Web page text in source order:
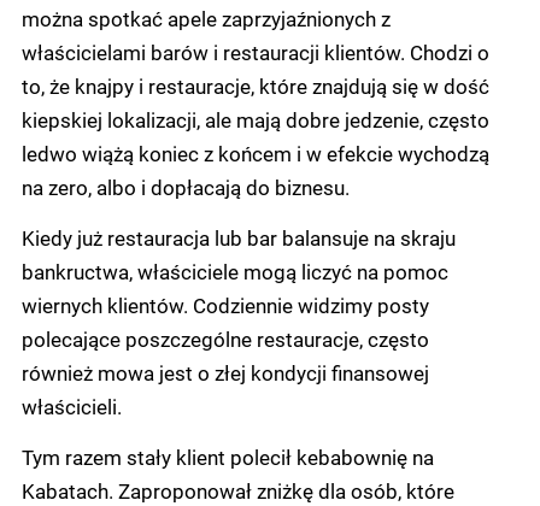
można spotkać apele zaprzyjaźnionych z
właścicielami barów i restauracji klientów. Chodzi o
to, że knajpy i restauracje, które znajdują się w dość
kiepskiej lokalizacji, ale mają dobre jedzenie, często
ledwo wiążą koniec z końcem i w efekcie wychodzą
na zero, albo i dopłacają do biznesu.
Kiedy już restauracja lub bar balansuje na skraju
bankructwa, właściciele mogą liczyć na pomoc
wiernych klientów. Codziennie widzimy posty
polecające poszczególne restauracje, często
również mowa jest o złej kondycji finansowej
właścicieli.
Tym razem stały klient polecił kebabownię na
Kabatach. Zaproponował zniżkę dla osób, które